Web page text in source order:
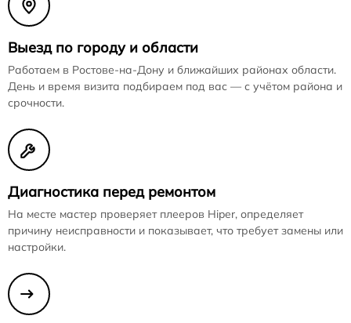
Выезд по городу и области
Работаем в Ростове-на-Дону и ближайших районах области.
День и время визита подбираем под вас — с учётом района и
срочности.
Диагностика перед ремонтом
На месте мастер проверяет плееров Hiper, определяет
причину неисправности и показывает, что требует замены или
настройки.